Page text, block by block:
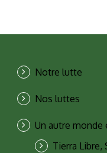
Notre lutte
Nos luttes
Un autre monde
Tierra Libre,